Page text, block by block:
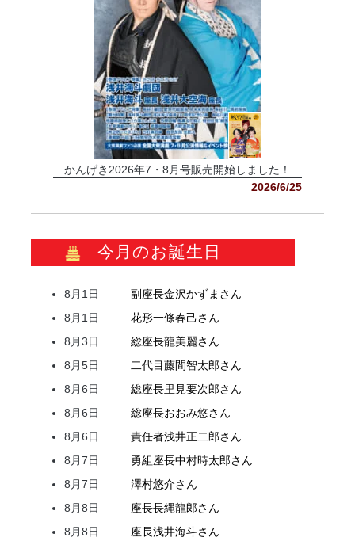
かんげき2026年7・8月号販売開始しました！
2026/6/25
今月のお誕生日
8月1日 副座長金沢かずま さん
8月1日
花形一條春己さん
8月3日
総座長龍美麗さん
8月5日
二代目藤間智太郎さん
8月6日
総座長里見要次郎さん
8月6日
総座長おおみ悠さん
8月6日
責任者浅井正二郎さん
8月7日
勇組座長中村時太郎さん
8月7日
澤村悠介さん
8月8日
座長長縄龍郎さん
8月8日
座長浅井海斗さん